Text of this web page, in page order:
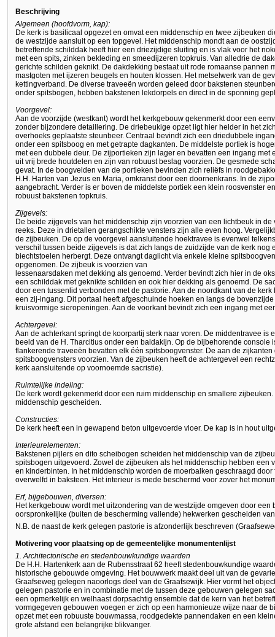
Beschrijving
Algemeen (hoofdvorm, kap):
De kerk is basilicaal opgezet en omvat een middenschip en twee zijbeuken
de westzijde aansluit op een topgevel. Het middenschip mondt aan de
betreffende schilddak heeft hier een driezijdige sluiting en is vlak voor het
met een spits, zinken bekleding en smeedijzeren topkruis. Van alledrie de
gerichte schilden geknikt. De dakdekking bestaat uit rode romaanse pannen
mastgoten met ijzeren beugels en houten klossen. Het metselwerk van de
kettingverband. De diverse traveeën worden geleed door bakstenen
onder spitsbogen, hebben bakstenen lekdorpels en direct in de sponning
Voorgevel:
Aan de voorzijde (westkant) wordt het kerkgebouw gekenmerkt door een
zonder bijzondere detaillering. De driebeukige opzet ligt hier helder in het
overhoeks geplaatste steunbeer. Centraal bevindt zich een driedubbele
onder een spitsboog en met getrapte dagkanten. De middelste portiek is
met een dubbele deur. De zijportieken zijn lager en bevatten een ingang
uit vrij brede houtdelen en zijn van robuust beslag voorzien. De gesmede
gevat. In de boogvelden van de portieken bevinden zich reliëfs in
H.H. Harten van Jezus en Maria, omkranst door een doornenkrans. In de
aangebracht. Verder is er boven de middelste portiek een klein roosvenster
robuust bakstenen topkruis.
Zijgevels:
De beide zijgevels van het middenschip zijn voorzien van een lichtbeuk in
reeks. Deze in drietallen gerangschikte vensters zijn alle even hoog.
de zijbeuken. De op de voorgevel aansluitende hoektravee is evenwel
verschil tussen beide zijgevels is dat zich langs de zuidzijde van de kerk
biechtstoelen herbergt. Deze ontvangt daglicht via enkele kleine
opgenomen. De zijbeuk is voorzien van
lessenaarsdaken met dekking als genoemd. Verder bevindt zich hier in de
een schilddak met geknikte schilden en ook hier dekking als genoemd. De
door een tussenlid verbonden met de pastorie. Aan de noordkant van de
een zij-ingang. Dit portaal heeft afgeschuinde hoeken en langs de
kruisvormige sieropeningen. Aan de voorkant bevindt zich een ingang met
Achtergevel:
Aan de achterkant springt de koorpartij sterk naar voren. De middentravee is
beeld van de H. Tharcitius onder een baldakijn. Op de bijbehorende
flankerende traveeën bevatten elk één spitsboogvenster. De aan de
spitsboogvensters voorzien. Van de zijbeuken heeft de achtergevel een
kerk aansluitende op voornoemde sacristie).
Ruimtelijke indeling:
De kerk wordt gekenmerkt door een ruim middenschip en smallere
middenschip gescheiden.
Constructies:
De kerk heeft een in gewapend beton uitgevoerde vloer. De kap is in hout
Interieurelementen:
Bakstenen pijlers en dito scheibogen scheiden het middenschip van de
spitsbogen uitgevoerd. Zowel de zijbeuken als het middenschip hebben een
en kinderbinten. In het middenschip worden de moerbalken geschraagd
overwelfd in baksteen. Het interieur is mede beschermd voor zover het
Erf, bijgebouwen, diversen:
Het kerkgebouw wordt met uitzondering van de westzijde omgeven door
oorspronkelijke (buiten de bescherming vallende) hekwerken gescheiden
N.B. de naast de kerk gelegen pastorie is afzonderlijk beschreven
Motivering voor plaatsing op de gemeentelijke monumentenlijst
1. Architectonische en stedenbouwkundige waarden
De H.H. Hartenkerk aan de Rubensstraat 62 heeft stedenbouwkundige
historische gebouwde omgeving. Het bouwwerk maakt deel uit van de
Graafseweg gelegen naoorlogs deel van de Graafsewijk. Hier vormt het
gelegen pastorie en in combinatie met de tussen deze gebouwen gelegen
een opmerkelijk en welhaast dorpsachtig ensemble dat de kern van het
vormgegeven gebouwen voegen er zich op een harmonieuze wijze naar de
opzet met een robuuste bouwmassa, roodgedekte pannendaken en een
grote afstand een belangrijke blikvanger.